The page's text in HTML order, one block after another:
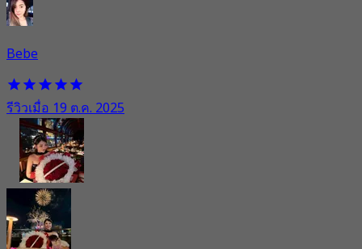
Bebe
รีวิวเมื่อ 19 ต.ค. 2025